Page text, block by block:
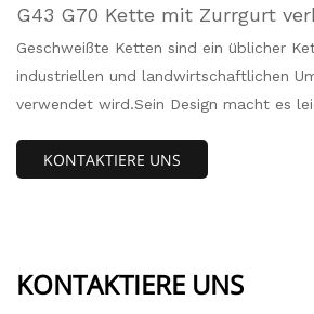
G43 G70 Kette mit Zurrgurt
Geschweißte Ketten sind ein üblicher
industriellen und landwirtschaftlichen
verwendet wird.Sein Design macht es
Kohlenstoffstahl und Edelstahl.Perfekt
KONTAKTIERE UNS
KONTAKTIERE UNS